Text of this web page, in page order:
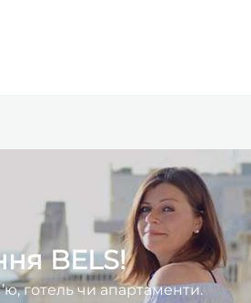
BELS!
готель чи апартаменти.